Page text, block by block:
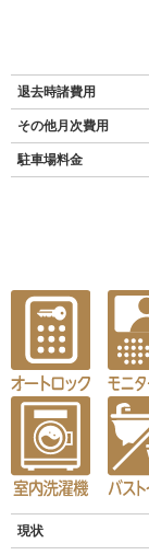
退去時諸費用
その他月次費用
駐車場料金
現状